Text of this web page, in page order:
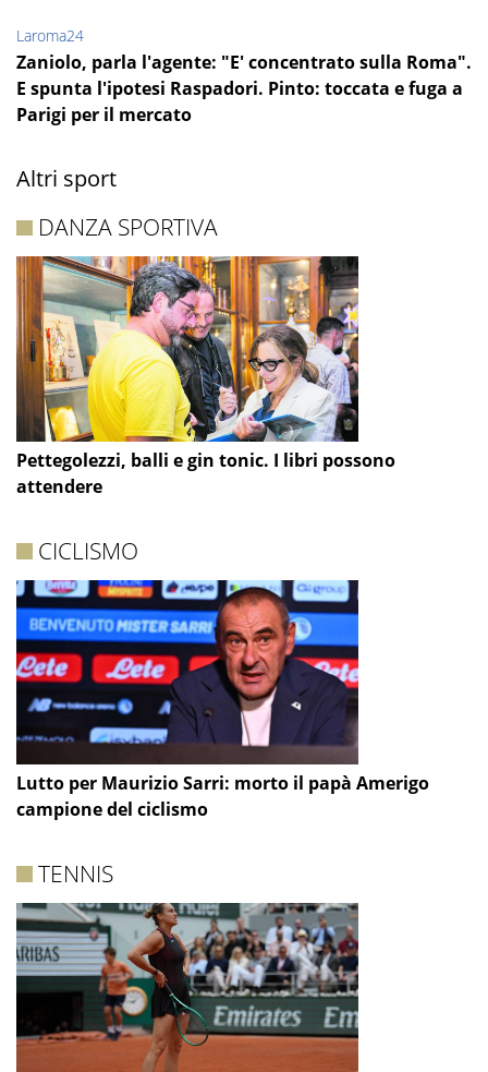
Laroma24
Zaniolo, parla l'agente: "E' concentrato sulla Roma".
E spunta l'ipotesi Raspadori. Pinto: toccata e fuga a
Parigi per il mercato
Altri sport
DANZA SPORTIVA
Pettegolezzi, balli e gin tonic. I libri possono
attendere
CICLISMO
Lutto per Maurizio Sarri: morto il papà Amerigo
campione del ciclismo
TENNIS